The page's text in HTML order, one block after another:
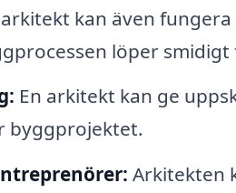
arkitekt kan även
löper
En arkitekt kan ge
byggprojektet.
Arkitekten